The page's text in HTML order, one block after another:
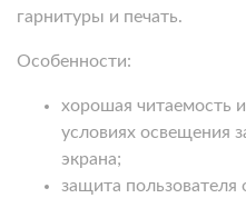
гарнитуры и печать.
Особенности:
хорошая читаемость
условиях освещения
экрана;
защита пользователя